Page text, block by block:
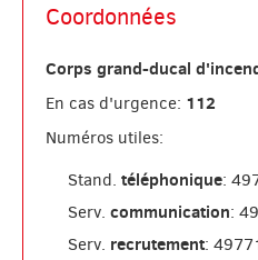
Coordonnées
Corps grand-ducal
En cas d'urgence: 112
Numéros utiles:
Stand. téléphonique:
Serv. communication:
Serv. recrutement: